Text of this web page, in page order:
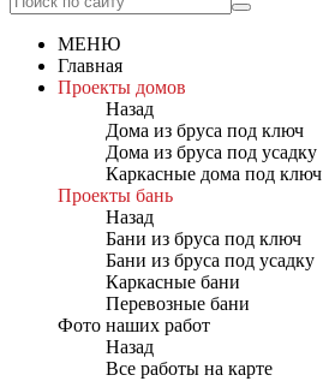
МЕНЮ
Главная
Проекты домов
Назад
Дома из бруса под ключ
Дома из бруса под усадку
Каркасные дома под ключ
Проекты бань
Назад
Бани из бруса под ключ
Бани из бруса под усадку
Каркасные бани
Перевозные бани
Фото наших работ
Назад
Все работы на карте